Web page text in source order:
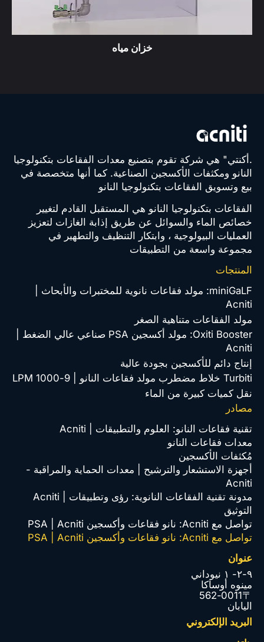
خزان مياه
.أكنتي" هي شركة تقوم بتصنيع معدات الفقاعات بتكنولوجيا
النانو ومكثفات الأكسجين الصناعية. كما أنها متخصصة في
بيع وتسويق الفقاعات بتكنولوجيا النانو
الفقاعات بتكنولوجيا النانو هي المستقبل القادم لتغيير
خصائص الماء والسوائل عن طريق إذابة الغازات لتعزيز
العمليات البيولوجية ، وابتكار التنظيف والتطهير في
مجموعة واسعة من التطبيقات
المنتجات
miniGaLF: مولد فقاعات نانوية للمختبرات والأبحاث |
Acniti
مولد الفقاعات متناهية الصغر
Oxiti Booster: مولد أكسجين PSA صناعي عالي الضغط |
Acniti
إنتاج دائم للأكسجين بجودة عالية
Turbiti خلاط مضطرب مولد فقاعات النانو | 9-1000 LPM
نقل كميات كبيرة من الماء
مصادر
تقنية فقاعات النانو: العلوم والتطبيقات | Acniti
معدات فقاعات النانو
مُكثفات الأكسجين
أجهزة الاستشعار والترشيح | معدات الحماية والمراقبة -
Acniti
مدونة تقنية الفقاعات النانوية: رؤى وتطبيقات | Acniti
التوثيق
تواصل مع Acniti: نانو فقاعات وأكسجين PSA | Acniti
تواصل مع Acniti: نانو فقاعات وأكسجين PSA | Acniti
عنوان
٩-٢- ١ نيوداني
مينوه أوساكا
〒562-0011
اليابان
البريد الإلكتروني